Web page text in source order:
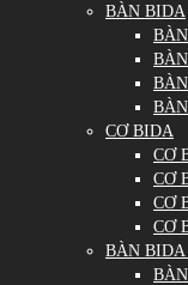
BÀN BIDA
CƠ BIDA
CƠ
CƠ
CƠ
CƠ
BÀN BIDA